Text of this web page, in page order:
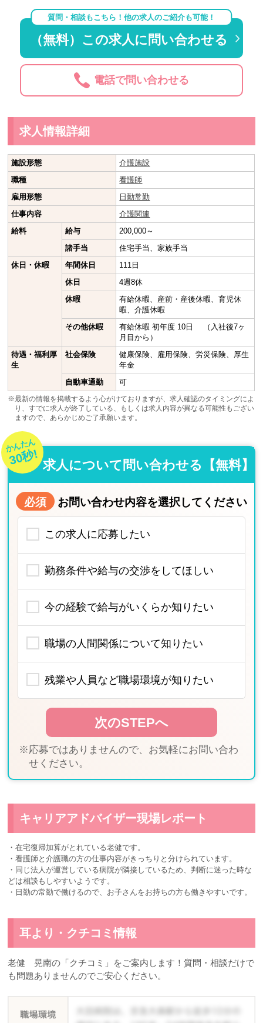
質問・相談もこちら！他の求人のご紹介も可能！
（無料）この求人に問い合わせる
電話で問い合わせる
求人情報詳細
施設形態
介護施設
職種
看護師
雇用形態
日勤常勤
仕事内容
介護関連
給料
給与
200,000～
諸手当
住宅手当、家族手当
休日・休暇
年間休日
111日
休日
4週8休
休暇
有給休暇、産前・産後休暇、育児休
暇、介護休暇
その他休暇
有給休暇 初年度 10日 （入社後7ヶ
月目から）
待遇・福利厚
生
社会保険
健康保険、雇用保険、労災保険、厚生
年金
自動車通勤
可
※最新の情報を掲載するよう心がけておりますが、求人確認のタイミングによ
り、すでに求人が終了している、もしくは求人内容が異なる可能性もござい
ますので、あらかじめご了承願います。
かんたん
30秒! 求人について問い合わせる【無料】
必須 お問い合わせ内容を選択してください
この求人に応募したい
勤務条件や給与の交渉をしてほしい
今の経験で給与がいくらか知りたい
職場の人間関係について知りたい
残業や人員など職場環境が知りたい
※応募ではありませんので、お気軽にお問い合わ
せください。
キャリアアドバイザー現場レポート
・在宅復帰加算がとれている老健です。
・看護師と介護職の方の仕事内容がきっちりと分けられています。
・同じ法人が運営している病院が隣接しているため、判断に迷った時な
どは相談もしやすいようです。
・日勤の常勤で働けるので、お子さんをお持ちの方も働きやすいです。
耳より・クチコミ情報
老健 晃南の「クチコミ」をご案内します！質問・相談だけで
も問題ありませんのでご安心ください。